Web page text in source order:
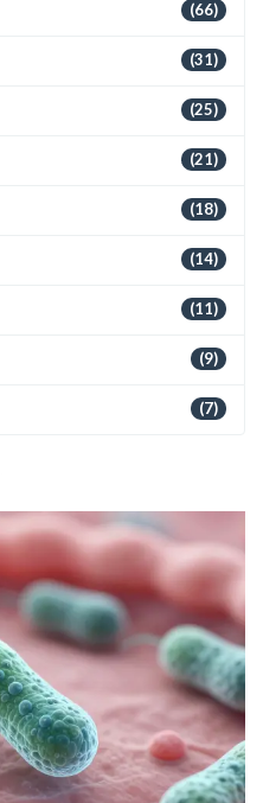
(66)
(31)
(25)
(21)
(18)
(14)
(11)
(9)
(7)